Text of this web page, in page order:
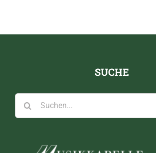
SUCHE
nach: